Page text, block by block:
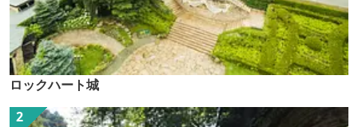
ロックハート城